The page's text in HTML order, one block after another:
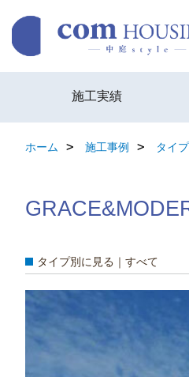
施工実績
ホーム 施工事例 タイ
タイプ別に見る｜すべて